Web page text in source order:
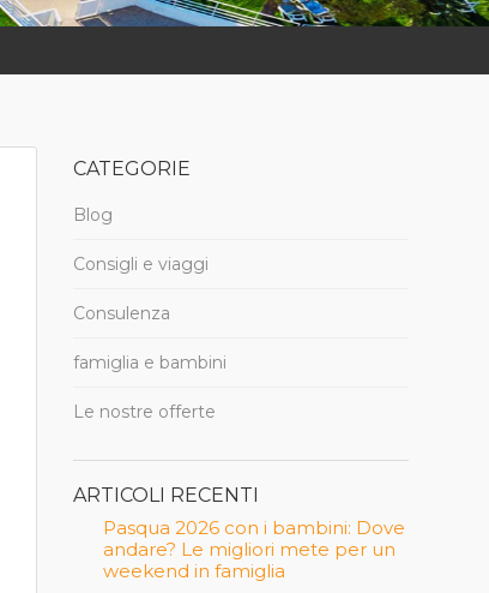
CATEGORIE
Blog
Consigli e viaggi
Consulenza
famiglia e bambini
Le nostre offerte
ARTICOLI RECENTI
Pasqua 2026 con i bambini: Dove
andare? Le migliori mete per un
weekend in famiglia